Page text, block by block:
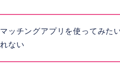
マッチングアプリを使ってみた
れない